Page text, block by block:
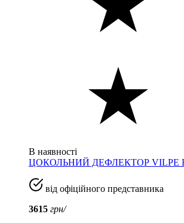
В наявності
ЦОКОЛЬНИЙ ДЕФЛЕКТОР VILPE
від офіційного представника
3615 грн/